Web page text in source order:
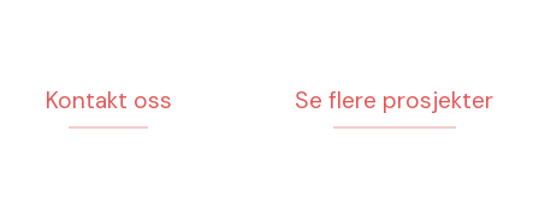
Kontakt oss Se flere prosjekter